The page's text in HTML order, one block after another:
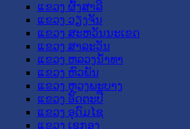
ແຂວງ ຜົ້ງສາລີ
ແຂວງ ວຽງຈັນ
ແຂວງ ສະຫວັນນະເຂດ
ແຂວງ ສາລະວັນ
ແຂວງ ຫລວງນໍ້າທາ
ແຂວງ ຫົວພັນ
ແຂວງ ຫຼວງພະບາງ
ແຂວງ ອັດຕະປື
ແຂວງ ອຸດົມໄຊ
ແຂວງ ເຊກອງ